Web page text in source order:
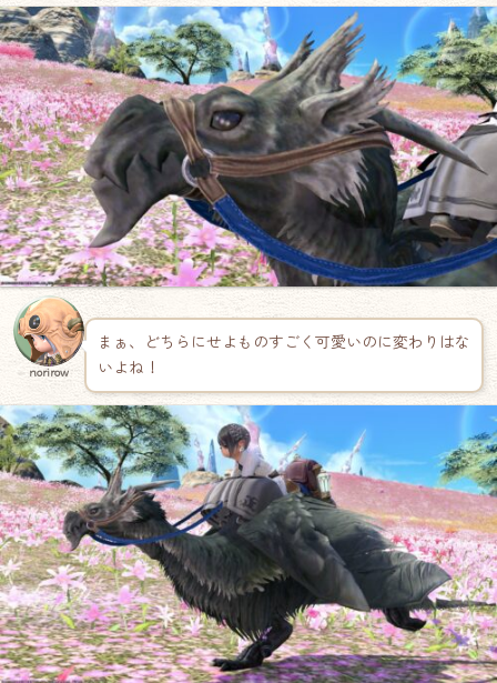
norirow
まぁ、どちらにせよものすごく可愛いのに変わりはな
いよね！